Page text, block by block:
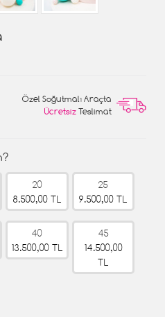
Özel Soğutmalı Araçta
Ücretsiz Teslimat
20
8.500,00 TL
25
9.500,00 TL
40
13.500,00 TL
45
14.500,00
TL